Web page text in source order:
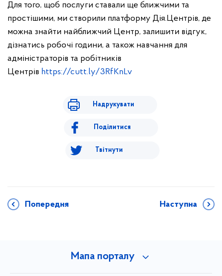
Для того, щоб послуги ставали ще ближчими та
простішими, ми створили платформу Дія.Центрів, де
можна знайти найближчий Центр, залишити відгук,
дізнатись робочі години, а також навчання для
адміністраторів та робітників
Центрів https://cutt.ly/3RfKnLv
Надрукувати
Поділитися
Твітнути
Попередня Наступна
Мапа порталу